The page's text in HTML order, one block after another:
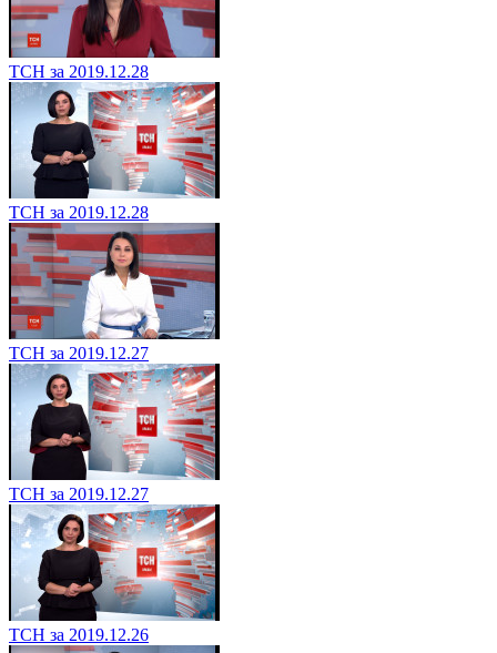
ТСН за 2019.12.28
ТСН за 2019.12.28
ТСН за 2019.12.27
ТСН за 2019.12.27
ТСН за 2019.12.26